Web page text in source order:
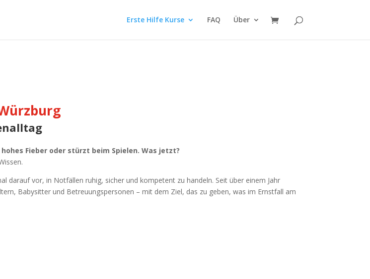
Erste Hilfe Kurse FAQ Über
Fieber oder stürzt beim Spielen. Was jetzt?
darauf vor, in Notfällen ruhig, sicher und kompetent zu handeln. Seit über einem Jahr
Babysitter und Betreuungspersonen – mit dem Ziel, das zu geben, was im Ernstfall am